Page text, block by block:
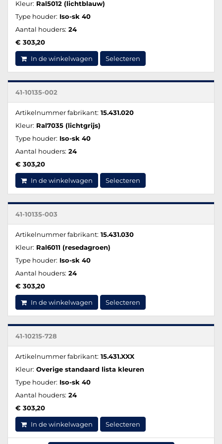
Kleur: Ral5012 (lichtblauw)
Type houder: Iso-sk 40
Aantal houders: 24
€ 303,20
In de winkelwagen Selecteren
41-10135-002
Artikelnummer fabrikant: 15.431.020
Kleur: Ral7035 (lichtgrijs)
Type houder: Iso-sk 40
Aantal houders: 24
€ 303,20
In de winkelwagen Selecteren
41-10135-003
Artikelnummer fabrikant: 15.431.030
Kleur: Ral6011 (resedagroen)
Type houder: Iso-sk 40
Aantal houders: 24
€ 303,20
In de winkelwagen Selecteren
41-10215-728
Artikelnummer fabrikant: 15.431.XXX
Kleur: Overige standaard lista kleuren
Type houder: Iso-sk 40
Aantal houders: 24
€ 303,20
In de winkelwagen Selecteren